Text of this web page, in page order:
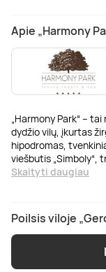
Apie „Harmony
„Harmony Park“ –
dydžio vilų, įkurtas
hipodromas,
viešbutis „Simboly“,
Skaityti daugiau
Poilsis viloje